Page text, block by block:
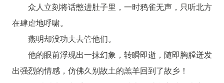
众人立刻将话憋进肚子里，一时鸦雀无声，只听北方
在肆虐地呼啸。
燕明却没功夫去管他们。
他的眼前浮现出一抹幻象，转瞬即逝，随即胸膛迸发
出强烈的情感，仿佛久别故土的羔羊回到了故乡！